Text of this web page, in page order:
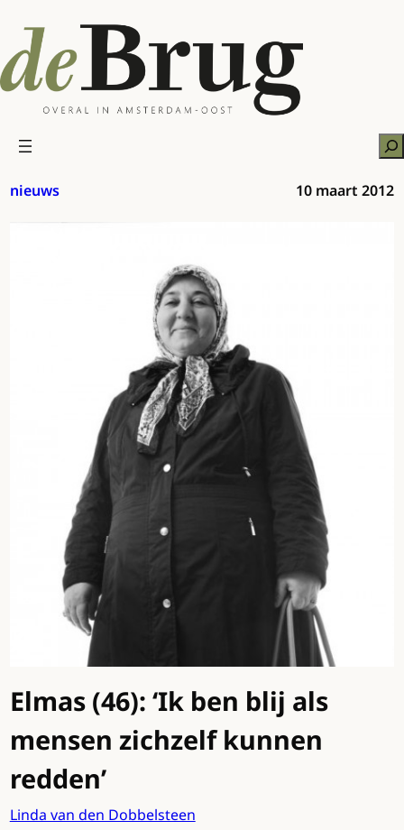
naar
de
inhoud
nieuws 10 maart 2012
Elmas (46): ‘Ik ben blij als
mensen zichzelf kunnen
redden’
Linda van den Dobbelsteen